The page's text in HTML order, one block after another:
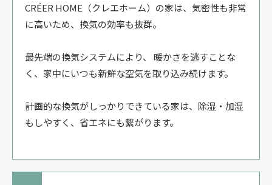
CRÉER HOME（クレエホーム）の家は、気密性も非常
に高いため、換気の効率も抜群。
最先端の換気システムにより、 暖かさを逃すことな
く、家中にいつも新鮮な空気を取り込み続けます。
計画的な換気がしっかりできている家は、除湿・加湿
もしやすく、省エネにも繋がります。